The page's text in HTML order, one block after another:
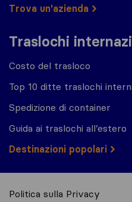
Trova un'azienda
Traslochi
Costo del trasloco
Top 10 ditte traslochi
Spedizione di container
Guida ai traslochi all’estero
Destinazioni popolari
Politica sulla Privacy